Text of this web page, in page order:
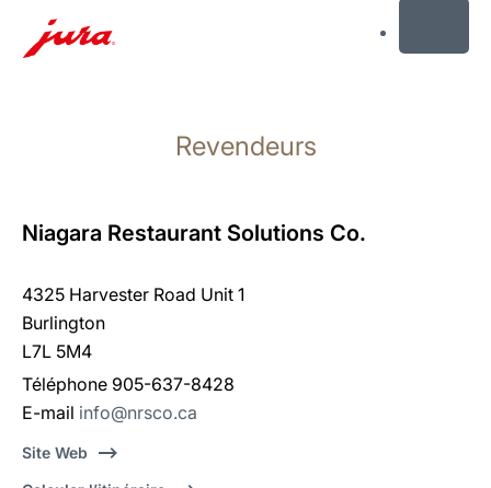
recherche
Revendeurs
Niagara Restaurant Solutions Co.
4325 Harvester Road Unit 1
Burlington
L7L 5M4
Téléphone 905-637-8428
E-mail info@nrsco.ca
Site Web